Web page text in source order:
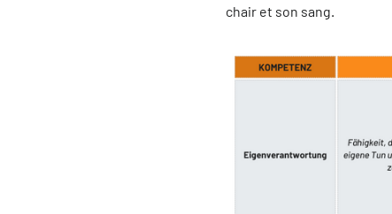
chair et son sang.